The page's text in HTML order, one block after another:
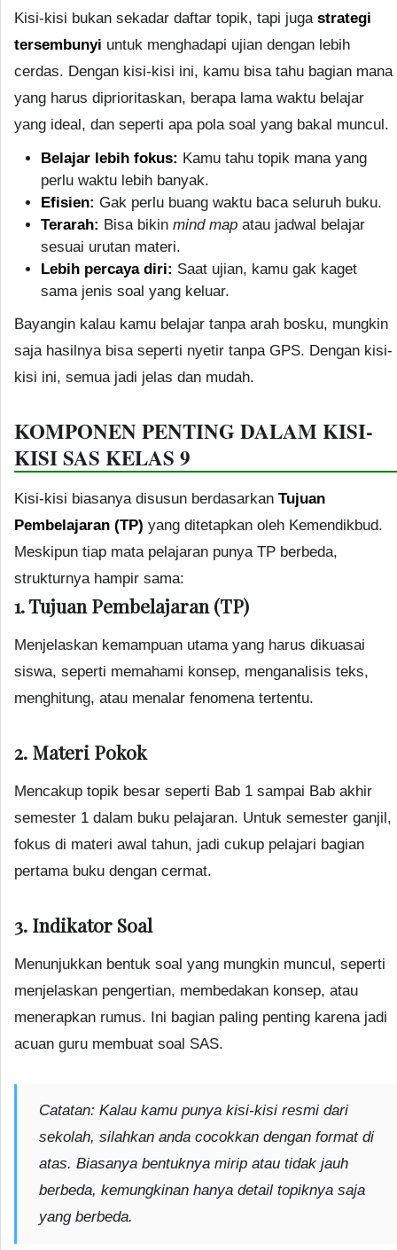
Kisi-kisi bukan sekadar daftar topik, tapi juga strategi
tersembunyi untuk menghadapi ujian dengan lebih
cerdas. Dengan kisi-kisi ini, kamu bisa tahu bagian mana
yang harus diprioritaskan, berapa lama waktu belajar
yang ideal, dan seperti apa pola soal yang bakal muncul.
Belajar lebih fokus: Kamu tahu topik mana yang
perlu waktu lebih banyak.
Efisien: Gak perlu buang waktu baca seluruh buku.
Terarah: Bisa bikin mind map atau jadwal belajar
sesuai urutan materi.
Lebih percaya diri: Saat ujian, kamu gak kaget
sama jenis soal yang keluar.
Bayangin kalau kamu belajar tanpa arah bosku, mungkin
saja hasilnya bisa seperti nyetir tanpa GPS. Dengan kisi-
kisi ini, semua jadi jelas dan mudah.
KOMPONEN PENTING DALAM KISI-
KISI SAS KELAS 9
Kisi-kisi biasanya disusun berdasarkan Tujuan
Pembelajaran (TP) yang ditetapkan oleh Kemendikbud.
Meskipun tiap mata pelajaran punya TP berbeda,
strukturnya hampir sama:
1. Tujuan Pembelajaran (TP)
Menjelaskan kemampuan utama yang harus dikuasai
siswa, seperti memahami konsep, menganalisis teks,
menghitung, atau menalar fenomena tertentu.
2. Materi Pokok
Mencakup topik besar seperti Bab 1 sampai Bab akhir
semester 1 dalam buku pelajaran. Untuk semester ganjil,
fokus di materi awal tahun, jadi cukup pelajari bagian
pertama buku dengan cermat.
3. Indikator Soal
Menunjukkan bentuk soal yang mungkin muncul, seperti
menjelaskan pengertian, membedakan konsep, atau
menerapkan rumus. Ini bagian paling penting karena jadi
acuan guru membuat soal SAS.
Catatan: Kalau kamu punya kisi-kisi resmi dari
sekolah, silahkan anda cocokkan dengan format di
atas. Biasanya bentuknya mirip atau tidak jauh
berbeda, kemungkinan hanya detail topiknya saja
yang berbeda.